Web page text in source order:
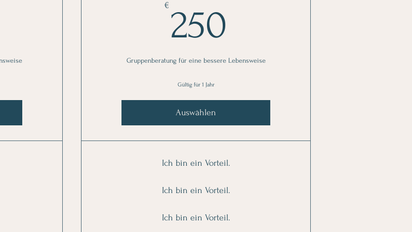
€ 250
Gruppenberatung für eine bessere Lebensweise
Gültig für 1 Jahr
Auswählen
Ich bin ein Vorteil.
Ich bin ein Vorteil.
Ich bin ein Vorteil.